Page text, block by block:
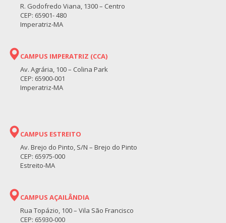
R. Godofredo Viana, 1300 – Centro
CEP: 65901- 480
Imperatriz-MA
CAMPUS IMPERATRIZ (CCA)
Av. Agrária, 100 – Colina Park
CEP: 65900-001
Imperatriz-MA
CAMPUS ESTREITO
Av. Brejo do Pinto, S/N – Brejo do Pinto
CEP: 65975-000
Estreito-MA
CAMPUS AÇAILÂNDIA
Rua Topázio, 100 – Vila São Francisco
CEP: 65930-000